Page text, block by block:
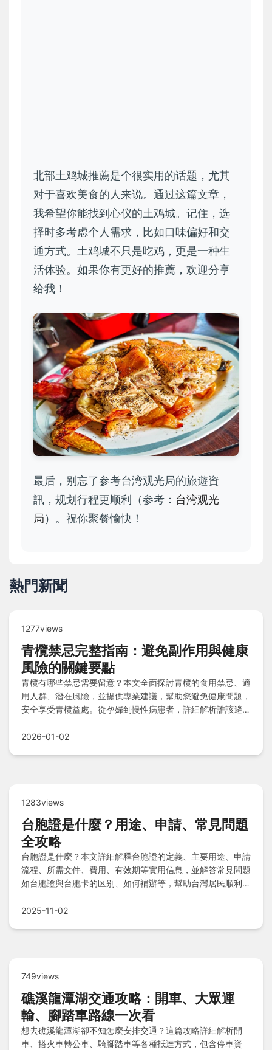
北部土鸡城推薦是个很实用的话题，尤其
对于喜欢美食的人来说。通过这篇文章，
我希望你能找到心仪的土鸡城。记住，选
择时多考虑个人需求，比如口味偏好和交
通方式。土鸡城不只是吃鸡，更是一种生
活体验。如果你有更好的推薦，欢迎分享
给我！
最后，别忘了参考台湾观光局的旅遊資
訊，规划行程更顺利（参考： 台湾观光
局）。祝你聚餐愉快！
熱門新聞
1277views
青欖禁忌完整指南：避免副作用與健康
風險的關鍵要點
青欖有哪些禁忌需要留意？本文全面探討青欖的食用禁忌、適
用人群、潛在風險，並提供專業建議，幫助您避免健康問題，
安全享受青欖益處。從孕婦到慢性病患者，詳細解析誰該避免
2026-01-02
1283views
台胞證是什麼？用途、申請、常見問題
全攻略
台胞證是什麼？本文詳細解釋台胞證的定義、主要用途、申請
流程、所需文件、費用、有效期等實用信息，並解答常見問題
如台胞證與台胞卡的区别、如何補辦等，幫助台灣居民順利往
錯誤。
2025-11-02
749views
礁溪龍潭湖交通攻略：開車、大眾運
輸、腳踏車路線一次看
想去礁溪龍潭湖卻不知怎麼安排交通？這篇攻略詳細解析開
車、搭火車轉公車、騎腳踏車等各種抵達方式，包含停車資